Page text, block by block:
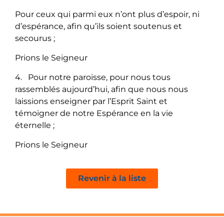
Pour ceux qui parmi eux n’ont plus d’espoir, ni
d’espérance, afin qu’ils soient soutenus et
secourus ;
Prions le Seigneur
4. Pour notre paroisse, pour nous tous
rassemblés aujourd’hui, afin que nous nous
laissions enseigner par l’Esprit Saint et
témoigner de notre Espérance en la vie
éternelle ;
Prions le Seigneur
Revenir à la liste